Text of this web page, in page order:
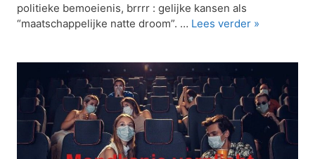
politieke bemoeienis, brrrr : gelijke kansen als
“maatschappelijke natte droom”. … Lees verder »